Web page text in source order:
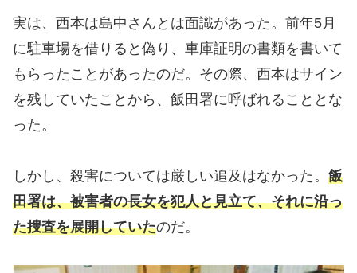
実は、西本は島中さんとは面識があった。前年5月
に駐車場を借りると偽り、車庫証明の書類を書いて
もらったことがあったのだ。その際、西本はサイン
を残していたことから、飯田署に呼ばれることとな
った。
しかし、殺害については厳しい追及はなかった。 飯
田署は、被害者の長女を犯人と見立て、それに沿っ
た捜査を展開していたのだ。